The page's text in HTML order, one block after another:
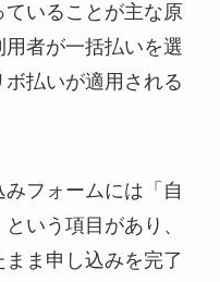
いることが主な原
者が一括払いを選
払いが適用される
フォームには「自
いう項目があり、
ま申し込みを完了